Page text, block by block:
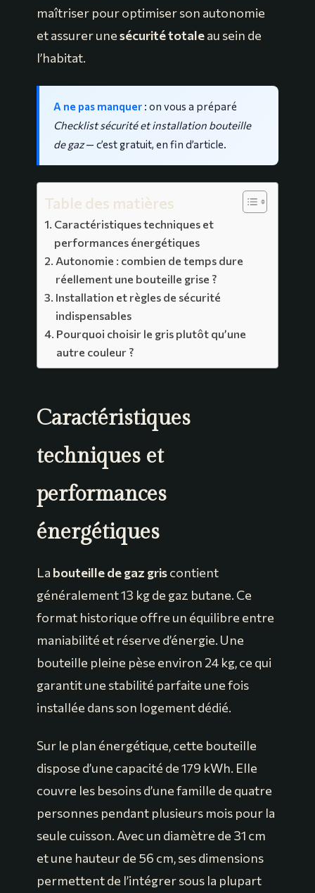
maîtriser pour optimiser son autonomie
et assurer unesécurité totaleau sein de
l’habitat.
A ne pas manquer : on vous a préparé
Checklist sécurité et installation bouteille
de gaz— c’est gratuit, en fin d’article.
Table des matières
Caractéristiques techniques et
performances énergétiques
Autonomie : combien de temps dure
réellement une bouteille grise ?
Installation et règles de sécurité
indispensables
Pourquoi choisir le gris plutôt qu’une
autre couleur ?
Caractéristiques
techniques et
performances
énergétiques
La bouteille de gaz griscontient
généralement 13 kg de gaz butane. Ce
format historique offre un équilibre entre
maniabilité et réserve d’énergie. Une
bouteille pleine pèse environ 24 kg, ce qui
garantit une stabilité parfaite une fois
installée dans son logement dédié.
Sur le plan énergétique, cette bouteille
dispose d’une capacité de 179 kWh. Elle
couvre les besoins d’une famille de quatre
personnes pendant plusieurs mois pour la
seule cuisson. Avec un diamètre de 31 cm
et une hauteur de 56 cm, ses dimensions
permettent de l’intégrer sous la plupart